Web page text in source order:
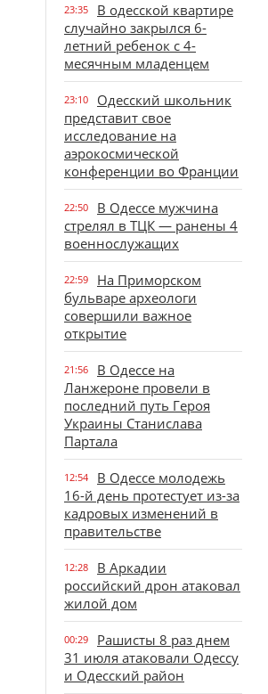
23:35
В одесской квартире
случайно закрылся 6-
летний ребенок с 4-
месячным младенцем
23:10
Одесский школьник
представит свое
исследование на
аэрокосмической
конференции во Франции
22:50
В Одессе мужчина
стрелял в ТЦК — ранены 4
военнослужащих
22:59
На Приморском
бульваре археологи
совершили важное
открытие
21:56
В Одессе на
Ланжероне провели в
последний путь Героя
Украины Станислава
Партала
12:54
В Одессе молодежь
16-й день протестует из-за
кадровых изменений в
правительстве
12:28
В Аркадии
российский дрон атаковал
жилой дом
00:29
Рашисты 8 раз днем
31 июля атаковали Одессу
и Одесский район